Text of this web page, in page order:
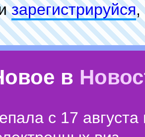
зарeгиcтpируйся,
в
с 17 августа